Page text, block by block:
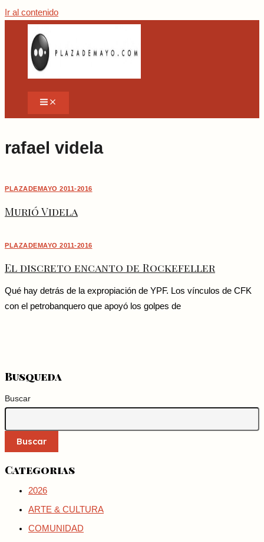
Ir al contenido
rafael videla
PLAZADEMAYO 2011-2016
Murió Videla
PLAZADEMAYO 2011-2016
El discreto encanto de Rockefeller
Qué hay detrás de la expropiación de YPF. Los vínculos de CFK
con el petrobanquero que apoyó los golpes de
Busqueda
Buscar
Buscar
Categorias
2026
ARTE & CULTURA
COMUNIDAD